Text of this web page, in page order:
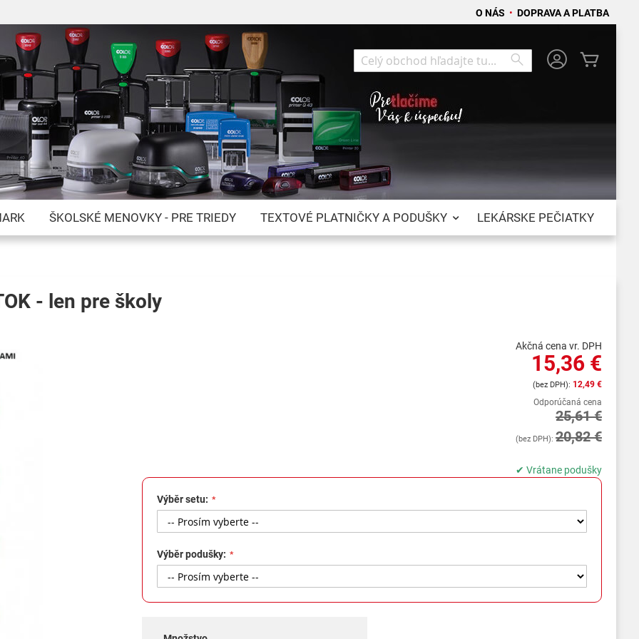
O NÁS • DOPRAVA A PLATBA
to
Content
Search
ŠKOLSKÉ MENOVKY - PRE TRIEDY TEXTOVÉ PLATNIČKY A PODUŠKY LEKÁRSKE PEČIATKY
- len pre školy
Akčná cena vr. DPH
15,36 €
12,49 €
Odporúčaná cena
25,61 €
20,82 €
✔ Vrátane podušky
Výběr setu:
Výběr podušky: